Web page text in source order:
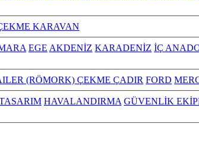
KARAVAN
EGE AKDENİZ KARADENİZ İÇ
(RÖMORK) ÇEKME ÇADIR FORD
HAVALANDIRMA GÜVENLİK